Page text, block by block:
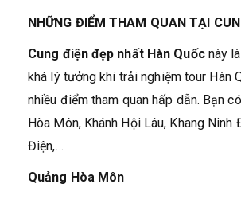
NHỮNG ĐIỂM THAM QUAN TẠI
Cung điện đẹp nhất Hàn Quốc này
khá lý tưởng khi trải nghiệm tour Hàn
nhiều điểm tham quan hấp dẫn. Bạn
Hòa Môn, Khánh Hội Lâu, Khang Ninh
Điện,…
Quảng Hòa Môn